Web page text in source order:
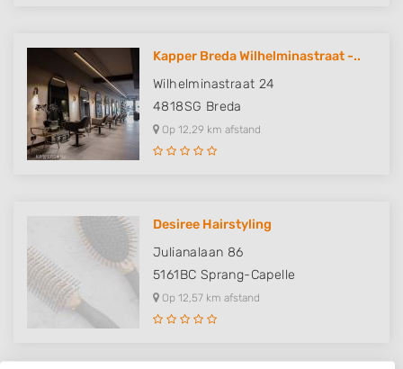
Kapper Breda Wilhelminastraat -..
Wilhelminastraat 24
4818SG Breda
Op 12,29 km afstand
Desiree Hairstyling
Julianalaan 86
5161BC Sprang-Capelle
Op 12,57 km afstand